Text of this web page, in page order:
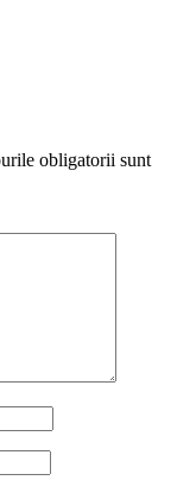
obligatorii sunt